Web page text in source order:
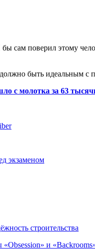
бы сам поверил этому
быть идеальным с
с молотка за 63
экзаменом
строительства
и